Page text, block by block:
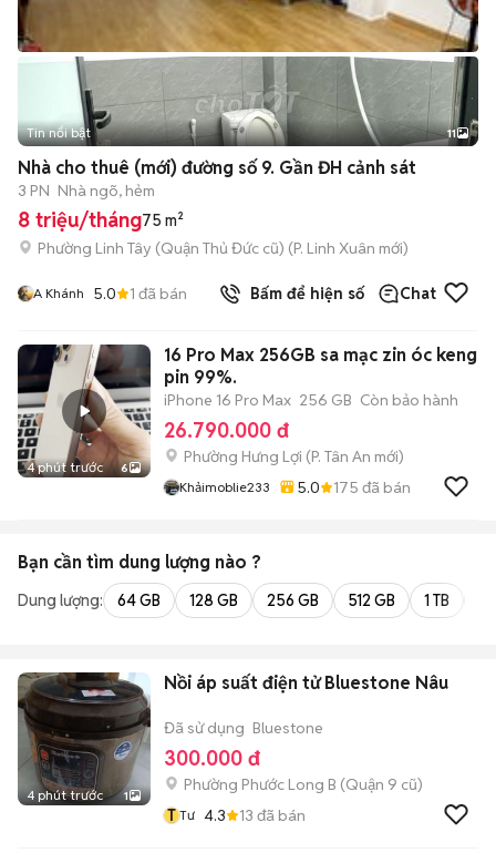
+2
Tin nổi bật 11
Nhà cho thuê (mới) đường số 9. Gần ĐH cảnh sát
3 PN Nhà ngõ, hẻm
8 triệu/tháng75 m²
Phường Linh Tây (Quận Thủ Đức cũ) (P. Linh Xuân mới)
A Khánh 5.0 1 đã bán Bấm để hiện số Chat
4 phút trước 6
16 Pro Max 256GB sa mạc zin óc keng
pin 99%.
iPhone 16 Pro Max 256 GB Còn bảo hành
26.790.000 đ
Phường Hưng Lợi (P. Tân An mới)
Khảimoblie233 5.0 175 đã bán
Bạn cần tìm dung lượng nào ?
Dung lượng: 64 GB 128 GB 256 GB 512 GB 1 TB
4 phút trước 1
Nồi áp suất điện tử Bluestone Nâu
Đã sử dụng Bluestone
300.000 đ
Phường Phước Long B (Quận 9 cũ)
T Tư 4.3 13 đã bán